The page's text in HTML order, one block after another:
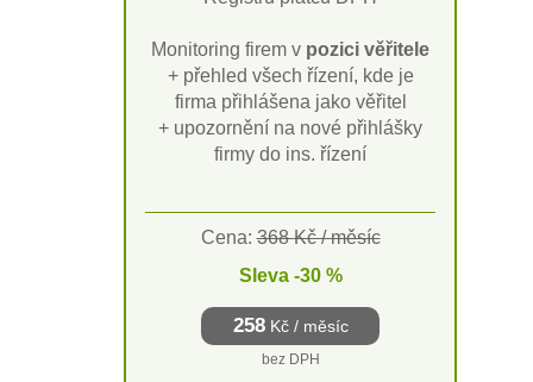
Monitoring firem v pozici věřitele
+ přehled všech řízení, kde je
firma přihlášena jako věřitel
+ upozornění na nové přihlášky
firmy do ins. řízení
Cena:
368 Kč / měsíc
Sleva -30 %
258Kč / měsíc
bez DPH